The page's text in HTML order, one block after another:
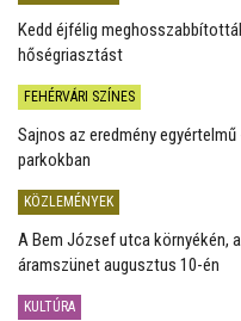
Kedd éjfélig
hőségriasztást
FEHÉRVÁRI SZÍNES
Sajnos az eredmény
parkokban
KÖZLEMÉNYEK
A Bem József utca környékén,
áramszünet augusztus 10-én
KULTÚRA